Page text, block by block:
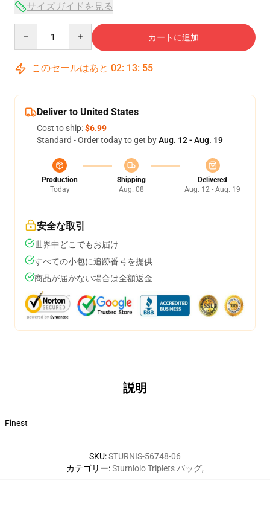
サイズガイドを見る
カートに追加
このセールはあと 02: 13: 54
Deliver to United States
Cost to ship:$6.99
Standard - Order today to get byAug. 12 - Aug. 19
Production
Today
Shipping
Aug. 08
Delivered
Aug. 12 - Aug. 19
安全な取引
世界中どこでもお届け
すべての小包に追跡番号を提供
商品が届かない場合は全額返金
説明
Finest
SKU:STURNIS-56748-06
カテゴリー:Sturniolo Triplets バッグ,